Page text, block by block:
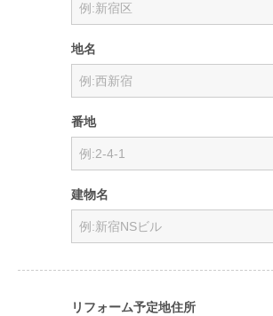
地名
番地
建物名
リフォーム予定地住所